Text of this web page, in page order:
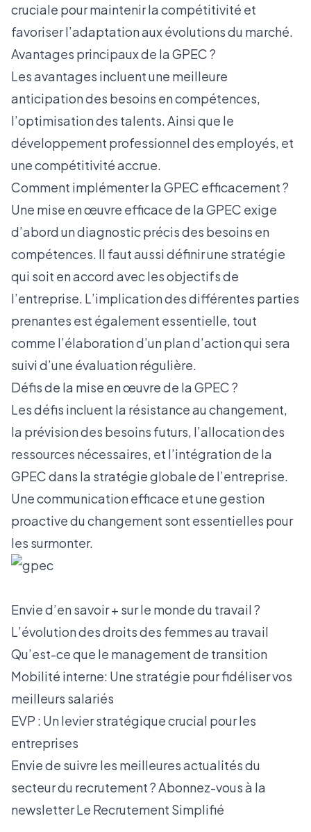
cruciale pour maintenir la compétitivité et
favoriser l’adaptation aux évolutions du marché.
Avantages principaux de la GPEC ?
Les avantages incluent une meilleure
anticipation des besoins en compétences,
l’optimisation des talents. Ainsi que le
développement professionnel des employés, et
une compétitivité accrue.
Comment implémenter la GPEC efficacement ?
Une mise en œuvre efficace de la GPEC exige
d’abord un diagnostic précis des besoins en
compétences. Il faut aussi définir une stratégie
qui soit en accord avec les objectifs de
l’entreprise. L’implication des différentes parties
prenantes est également essentielle, tout
comme l’élaboration d’un plan d’action qui sera
suivi d’une évaluation régulière.
Défis de la mise en œuvre de la GPEC ?
Les défis incluent la résistance au changement,
la prévision des besoins futurs, l’allocation des
ressources nécessaires, et l’intégration de la
GPEC dans la stratégie globale de l’entreprise.
Une communication efficace et une gestion
proactive du changement sont essentielles pour
les surmonter.
Envie d’en savoir + sur le monde du travail ?
L’évolution des droits des femmes au travail
Qu’est-ce que le management de transition
Mobilité interne: Une stratégie pour fidéliser vos
meilleurs salariés
EVP : Un levier stratégique crucial pour les
entreprises
Envie de suivre les meilleures actualités du
secteur du recrutement ? Abonnez-vous à la
newsletterLe Recrutement Simplifié